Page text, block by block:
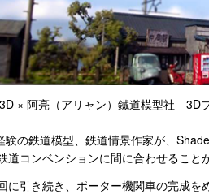
3D × 阿亮（アリャン）鐡道模型社 3D
験の鉄道模型、鉄道情景作家が、
道コンベンションに間に合わせること
に引き続き、ポーター機関車の完成を